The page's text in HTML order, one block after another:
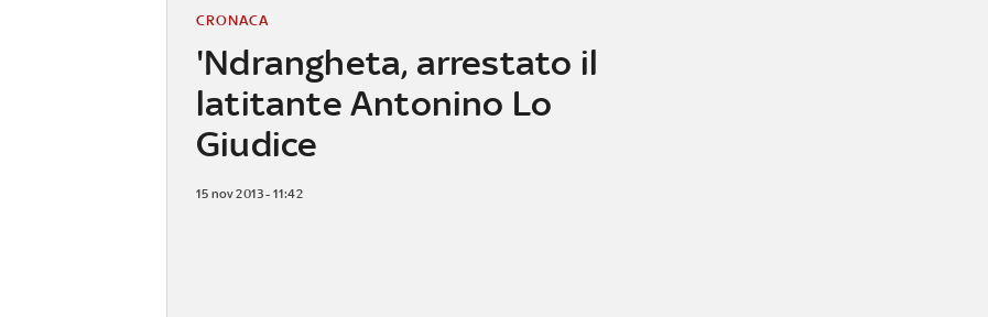
'Ndrangheta, arrestato il
latitante Antonino Lo
Giudice
CRONACA
15 nov 2013 - 11:42